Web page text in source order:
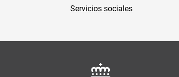
Servicios sociales